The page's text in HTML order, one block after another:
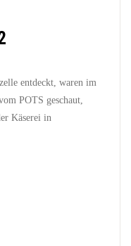
entdeckt, waren im
POTS geschaut,
Käserei in